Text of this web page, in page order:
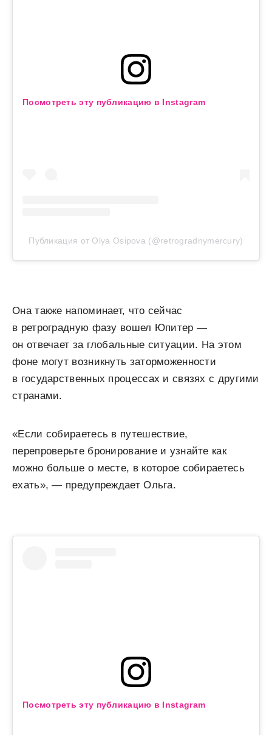
Посмотреть эту публикацию в Instagram
Публикация от Olya Osipova (@retrogradnymercury)
Она также напоминает, что сейчас
в ретроградную фазу вошел Юпитер —
он отвечает за глобальные ситуации. На этом
фоне могут возникнуть заторможенности
в государственных процессах и связях с другими
странами.
«Если собираетесь в путешествие,
перепроверьте бронирование и узнайте как
можно больше о месте, в которое собираетесь
ехать», — предупреждает Ольга.
Посмотреть эту публикацию в Instagram